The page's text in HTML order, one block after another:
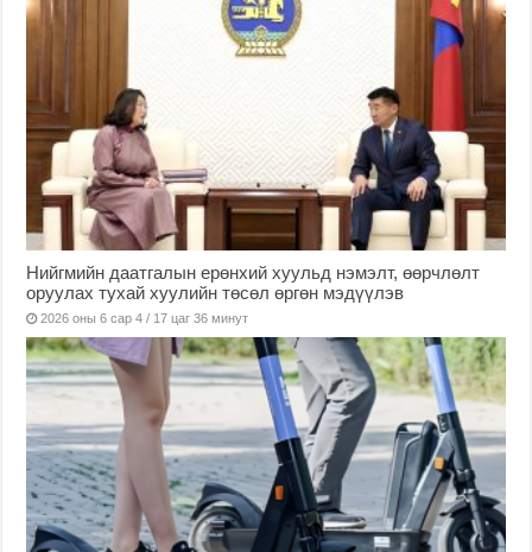
Нийгмийн даатгалын ерөнхий хуульд нэмэлт, өөрчлөлт
оруулах тухай хуулийн төсөл өргөн мэдүүлэв
2026 оны 6 сар 4 / 17 цаг 36 минут